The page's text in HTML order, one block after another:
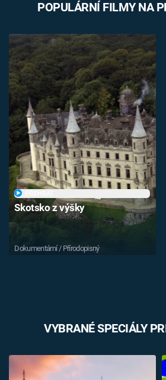
POPULÁRNÍ FILMY NA
Skotsko z výšky
Dokumentární / Přírodopisný
VYBRANÉ SPECIÁLY